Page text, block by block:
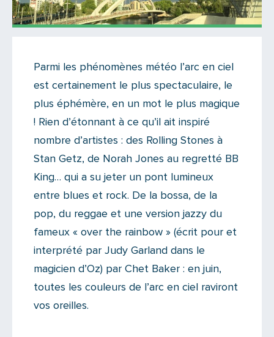
Il n'y a aucun commentaire...
Ajoutez le vôtre
Parmi les phénomènes météo l’arc en ciel
est certainement le plus spectaculaire, le
plus éphémère, en un mot le plus magique
! Rien d’étonnant à ce qu’il ait inspiré
nombre d’artistes : des Rolling Stones à
Stan Getz, de Norah Jones au regretté BB
King… qui a su jeter un pont lumineux
entre blues et rock. De la bossa, de la
pop, du reggae et une version jazzy du
fameux « over the rainbow » (écrit pour et
interprété par Judy Garland dans le
magicien d’Oz) par Chet Baker : en juin,
toutes les couleurs de l’arc en ciel raviront
vos oreilles.